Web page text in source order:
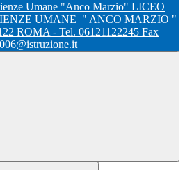
LICEO
UMANE " ANCO MARZIO "
ROMA - Tel. 06121122245 Fax